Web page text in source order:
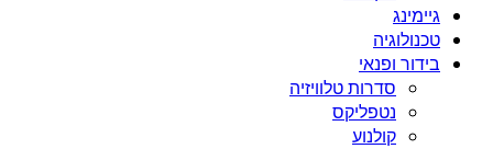
גיימינג
טכנולוגיה
בידור ופנאי
סדרות טלוויזיה
נטפליקס
קולנוע